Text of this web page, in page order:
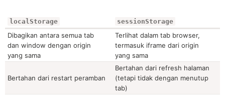
localStorage sessionStorage
Dibagikan antara semua tab
dan window dengan origin
yang sama
Terlihat dalam tab browser,
termasuk iframe dari origin
yang sama
Bertahan dari restart peramban
Bertahan dari refresh halaman
(tetapi tidak dengan menutup
tab)